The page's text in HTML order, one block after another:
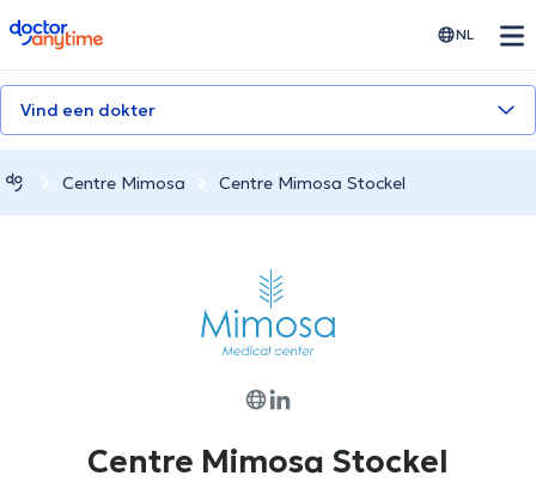
doctoranytime NL
Vind een dokter
Centre Mimosa Centre Mimosa Stockel
Centre Mimosa Stockel